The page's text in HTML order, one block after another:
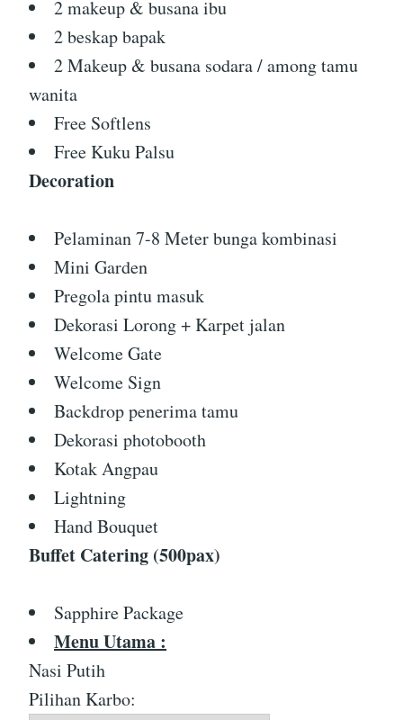
2 makeup & busana ibu
2 beskap bapak
2 Makeup & busana sodara / among tamu
wanita
Free Softlens
Free Kuku Palsu
Decoration
Pelaminan 7-8 Meter bunga kombinasi
Mini Garden
Pregola pintu masuk
Dekorasi Lorong + Karpet jalan
Welcome Gate
Welcome Sign
Backdrop penerima tamu
Dekorasi photobooth
Kotak Angpau
Lightning
Hand Bouquet
Buffet Catering (500pax)
Sapphire Package
Menu Utama :
Nasi Putih
Pilihan Karbo: